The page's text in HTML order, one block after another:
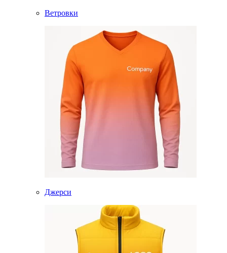
Ветровки
Джерси